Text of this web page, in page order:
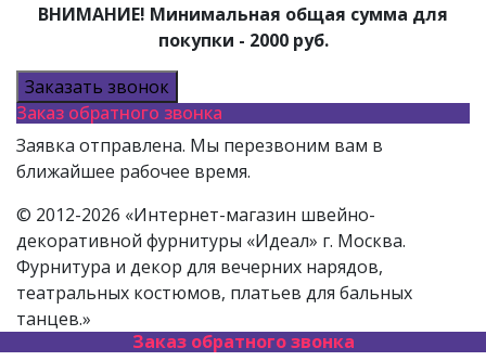
ВНИМАНИЕ! Минимальная общая сумма для
покупки - 2000 руб.
Заказать звонок
Заказ обратного звонка
Заявка отправлена. Мы перезвоним вам в
ближайшее рабочее время.
© 2012-2026 «Интернет-магазин швейно-
декоративной фурнитуры «Идеал» г. Москва.
Фурнитура и декор для вечерних нарядов,
театральных костюмов, платьев для бальных
танцев.»
Заказ обратного звонка